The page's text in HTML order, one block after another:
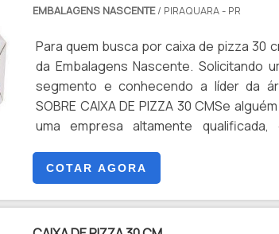
EMBALAGENS NASCENTE/ PIRAQUARA - PR
Para quem busca por caixa de pizza 30
da Embalagens Nascente. Solicitando
segmento e conhecendo a líder da
SOBRE CAIXA DE PIZZA 30 CMSe
uma empresa altamente
destacável, garan...
COTAR AGORA